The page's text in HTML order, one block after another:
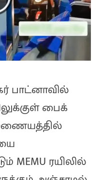
பாட்னாவில்
பைக்
MEMU ரயிலில்